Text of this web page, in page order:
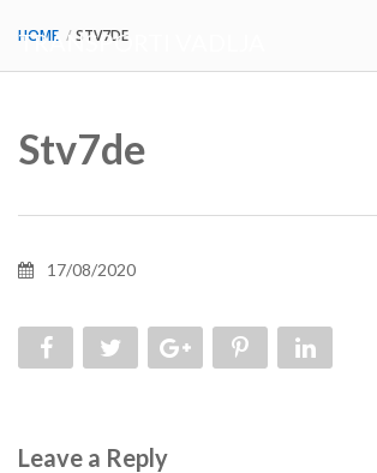
TRANSPORTI VADLJA
HOME STV7DE
Stv7de
17/08/2020
Leave a Reply